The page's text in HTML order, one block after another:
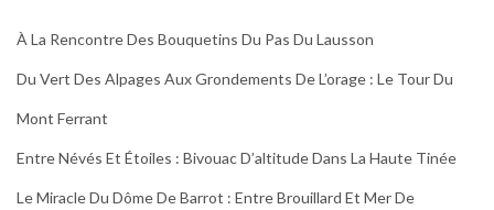
À La Rencontre Des Bouquetins Du Pas Du Lausson
Du Vert Des Alpages Aux Grondements De L’orage : Le Tour Du
Mont Ferrant
Entre Névés Et Étoiles : Bivouac D’altitude Dans La Haute Tinée
Le Miracle Du Dôme De Barrot : Entre Brouillard Et Mer De